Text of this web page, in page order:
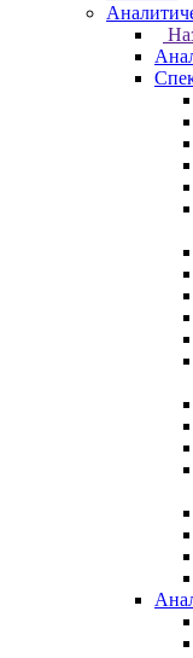
Казань
Назад
Города
Казань
Санкт-